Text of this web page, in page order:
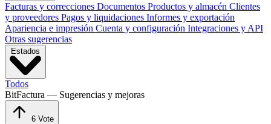
Facturas y correcciones Documentos Productos y almacén Clientes
y proveedores Pagos y liquidaciones Informes y exportación
Apariencia e impresión Cuenta y configuración Integraciones y API
Otras sugerencias
Estados
Todos
BitFactura — Sugerencias y mejoras
6 Vote